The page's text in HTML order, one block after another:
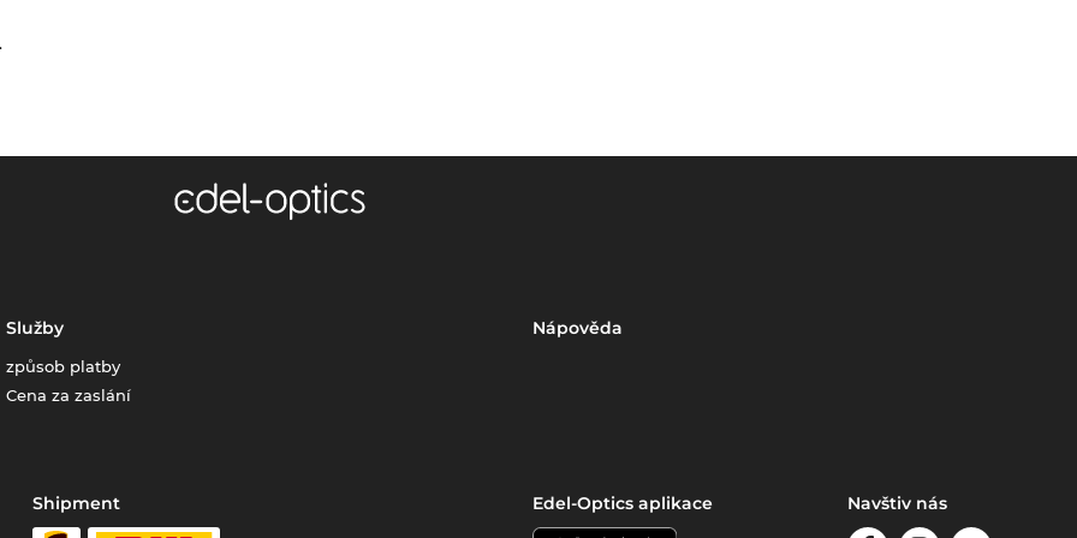
Služby
způsob platby
Cena za zaslání
Nápověda
Shipment Edel-Optics aplikace Navštiv nás